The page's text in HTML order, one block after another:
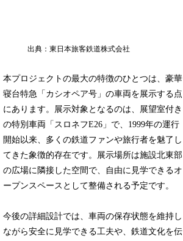
出典：東日本旅客鉄道株式会社
本プロジェクトの最大の特徴のひとつは、豪華
寝台特急「カシオペア号」の車両を展示する点
にあります。展示対象となるのは、展望室付き
の特別車両「スロネフE26」で、1999年の運行
開始以来、多くの鉄道ファンや旅行者を魅了し
てきた象徴的存在です。展示場所は施設北東部
の広場に隣接した空間で、自由に見学できるオ
ープンスペースとして整備される予定です。
今後の詳細設計では、車両の保存状態を維持し
ながら安全に見学できる工夫や、鉄道文化を伝